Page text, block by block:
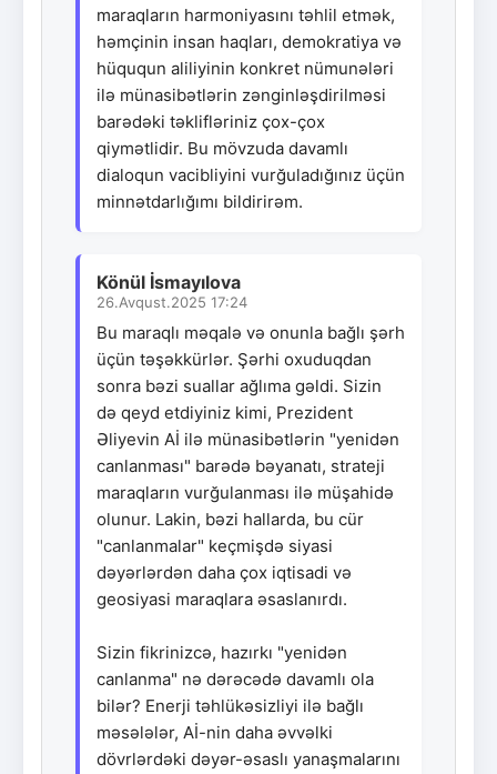
maraqların harmoniyasını təhlil etmək,
həmçinin insan haqları, demokratiya və
hüququn aliliyinin konkret nümunələri
ilə münasibətlərin zənginləşdirilməsi
barədəki təklifləriniz çox-çox
qiymətlidir. Bu mövzuda davamlı
dialoqun vacibliyini vurğuladığınız üçün
minnətdarlığımı bildirirəm.
Könül İsmayılova
26.Avqust.2025 17:24
Bu maraqlı məqalə və onunla bağlı şərh
üçün təşəkkürlər. Şərhi oxuduqdan
sonra bəzi suallar ağlıma gəldi. Sizin
də qeyd etdiyiniz kimi, Prezident
Əliyevin Aİ ilə münasibətlərin "yenidən
canlanması" barədə bəyanatı, strateji
maraqların vurğulanması ilə müşahidə
olunur. Lakin, bəzi hallarda, bu cür
"canlanmalar" keçmişdə siyasi
dəyərlərdən daha çox iqtisadi və
geosiyasi maraqlara əsaslanırdı.
Sizin fikrinizcə, hazırkı "yenidən
canlanma" nə dərəcədə davamlı ola
bilər? Enerji təhlükəsizliyi ilə bağlı
məsələlər, Aİ-nin daha əvvəlki
dövrlərdəki dəyər-əsaslı yanaşmalarını